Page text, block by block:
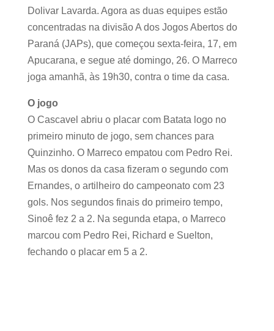
Dolivar Lavarda. Agora as duas equipes estão
concentradas na divisão A dos Jogos Abertos do
Paraná (JAPs), que começou sexta-feira, 17, em
Apucarana, e segue até domingo, 26. O Marreco
joga amanhã, às 19h30, contra o time da casa.
O jogo
O Cascavel abriu o placar com Batata logo no
primeiro minuto de jogo, sem chances para
Quinzinho. O Marreco empatou com Pedro Rei.
Mas os donos da casa fizeram o segundo com
Ernandes, o artilheiro do campeonato com 23
gols. Nos segundos finais do primeiro tempo,
Sinoê fez 2 a 2. Na segunda etapa, o Marreco
marcou com Pedro Rei, Richard e Suelton,
fechando o placar em 5 a 2.